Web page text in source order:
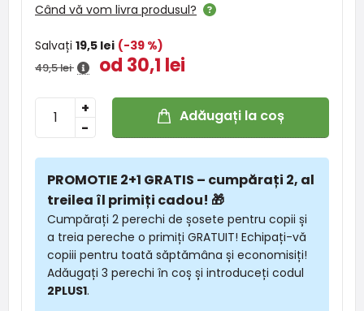
Când vă vom livra produsul?
Salvați 19,5 lei (-39 %)
49,5 lei od 30,1 lei
-
+ Adăugați la coș
PROMOTIE 2+1 GRATIS – cumpărați 2, al
treilea îl primiți cadou! 🎁
Cumpărați 2 perechi de șosete pentru copii și
a treia pereche o primiți GRATUIT! Echipați-vă
copiii pentru toată săptămâna și economisiți!
Adăugați 3 perechi în coș și introduceți codul
2PLUS1.